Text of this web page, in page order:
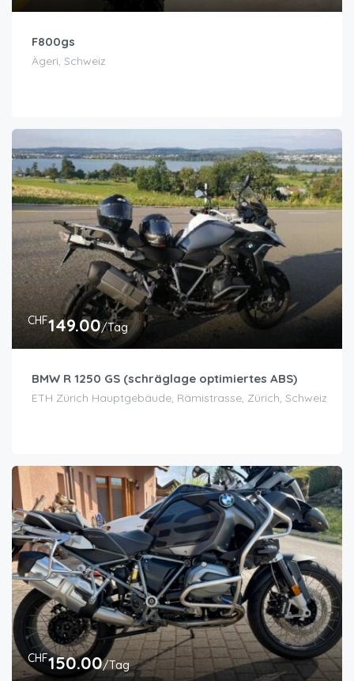
F800gs
Ägeri, Schweiz
CHF149.00/Tag
BMW R 1250 GS (schräglage optimiertes ABS)
ETH Zürich Hauptgebäude, Rämistrasse, Zürich, Schweiz
CHF150.00/Tag